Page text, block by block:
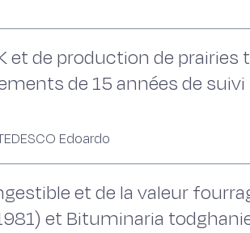
et de production de
de 15 années de
Edoardo
et de la valeur
et Bituminaria